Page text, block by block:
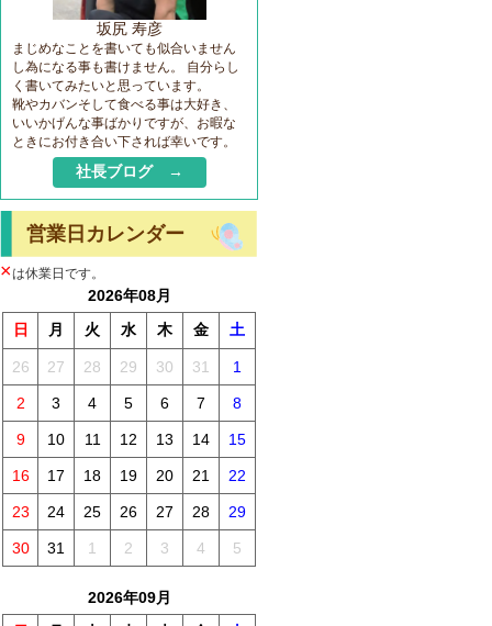
坂尻 寿彦
まじめなことを書いても似合いません
し為になる事も書けません。 自分らし
く書いてみたいと思っています。
靴やカバンそして食べる事は大好き、
いいかげんな事ばかりですが、お暇な
ときにお付き合い下されば幸いです。
社長ブログ →
営業日カレンダー
×は休業日です。
2026年08月
日
月 火 水 木 金 土
26 27 28 29 30 31 1
2 3 4 5 6 7 8
9 10 11 12 13 14 15
16 17 18 19 20 21 22
23 24 25 26 27 28 29
30 31 1 2 3 4 5
2026年09月